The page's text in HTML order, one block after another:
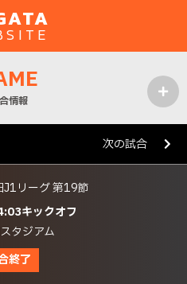
情報
次の試合
リーグ 第19節
キックオフ
タジアム
終了